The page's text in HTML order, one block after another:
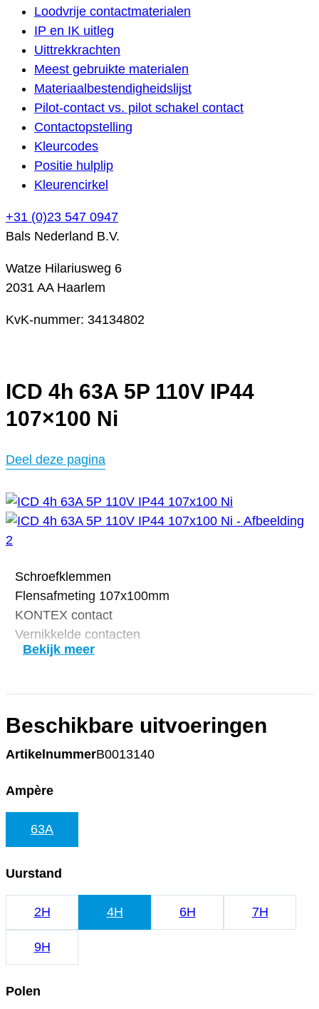
Loodvrije contactmaterialen
IP en IK uitleg
Uittrekkrachten
Meest gebruikte materialen
Materiaalbestendigheidslijst
Pilot-contact vs. pilot schakel contact
Contactopstelling
Kleurcodes
Positie hulplip
Kleurencirkel
+31 (0)23 547 0947
Bals Nederland B.V.
Watze Hilariusweg 6
2031 AA Haarlem
KvK-nummer: 34134802
ICD 4h 63A 5P 110V IP44
107×100 Ni
Deel deze pagina
Schroefklemmen
Flensafmeting 107x100mm
KONTEX contact
Vernikkelde contacten
Bekijk meer
Beschikbare uitvoeringen
ArtikelnummerB0013140
Ampère
63A
Uurstand
2H 4H 6H 7H
9H
Polen